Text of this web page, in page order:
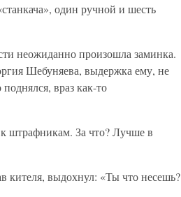
один ручной и шесть
неожиданно произошла заминка.
Шебуняева, выдержка ему, не
враз как-то
штрафникам. За что? Лучше в
кителя, выдохнул: «Ты что несешь?